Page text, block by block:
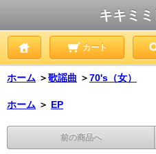
キキミ
カート
ホーム ＞歌謡曲 ＞70's（女）
ホーム ＞ EP
前の商品へ